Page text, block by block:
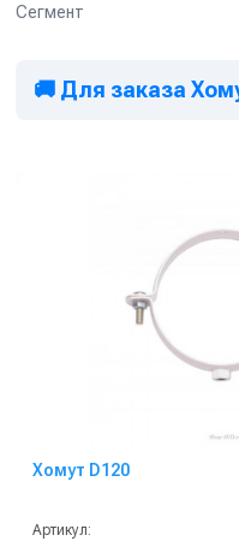
Сегмент
🚚 Для заказа
Хомут D120
Артикул: